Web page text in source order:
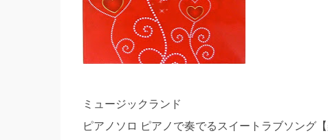
ミュージックランド
ピアノソロ ピアノで奏でるスイートラブソング【